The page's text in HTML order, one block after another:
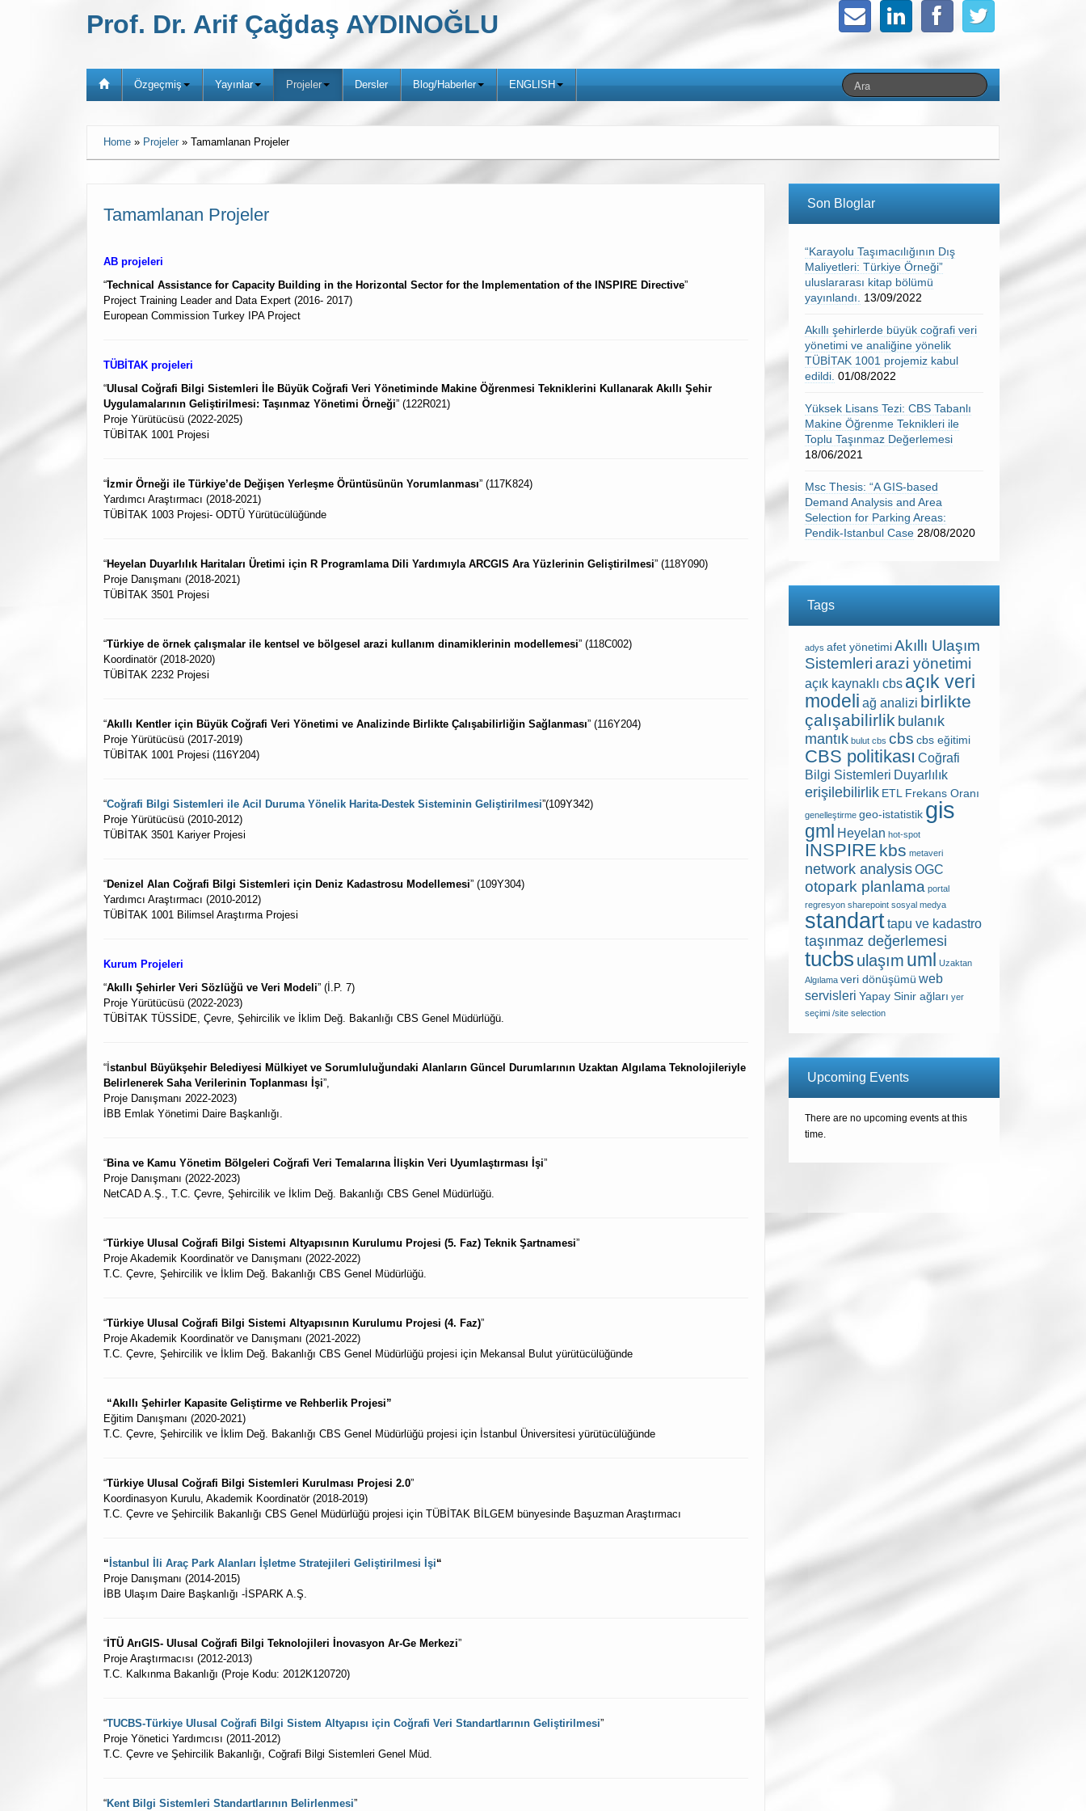
Prof. Dr. Arif Çağdaş AYDINOĞLU
Özgeçmiş Yayınlar Projeler Dersler Blog/Haberler ENGLISH
Home » Projeler » Tamamlanan Projeler
Tamamlanan Projeler
AB projeleri
“Technical Assistance for Capacity Building in the Horizontal Sector for the Implementation of the INSPIRE Directive”
Project Training Leader and Data Expert (2016- 2017)
European Commission Turkey IPA Project
TÜBİTAK projeleri
“Ulusal Coğrafi Bilgi Sistemleri İle Büyük Coğrafi Veri Yönetiminde Makine Öğrenmesi Tekniklerini Kullanarak Akıllı Şehir
Uygulamalarının Geliştirilmesi: Taşınmaz Yönetimi Örneği” (122R021)
Proje Yürütücüsü (2022-2025)
TÜBİTAK 1001 Projesi
“ İzmir Örneği ile Türkiye’de Değişen Yerleşme Örüntüsünün Yorumlanması” (117K824)
Yardımcı Araştırmacı (2018-2021)
TÜBİTAK 1003 Projesi- ODTÜ Yürütücülüğünde
“Heyelan Duyarlılık Haritaları Üretimi için R Programlama Dili Yardımıyla ARCGIS Ara Yüzlerinin Geliştirilmesi” (118Y090)
Proje Danışmanı (2018-2021)
TÜBİTAK 3501 Projesi
“Türkiye de örnek çalışmalar ile kentsel ve bölgesel arazi kullanım dinamiklerinin modellemesi” (118C002)
Koordinatör (2018-2020)
TÜBİTAK 2232 Projesi
“Akıllı Kentler için Büyük Coğrafi Veri Yönetimi ve Analizinde Birlikte Çalışabilirliğin Sağlanması” (116Y204)
Proje Yürütücüsü (2017-2019)
TÜBİTAK 1001 Projesi (116Y204)
“Coğrafi Bilgi Sistemleri ile Acil Duruma Yönelik Harita-Destek Sisteminin Geliştirilmesi”(109Y342)
Proje Yürütücüsü (2010-2012)
TÜBİTAK 3501 Kariyer Projesi
“Denizel Alan Coğrafi Bilgi Sistemleri için Deniz Kadastrosu Modellemesi” (109Y304)
Yardımcı Araştırmacı (2010-2012)
TÜBİTAK 1001 Bilimsel Araştırma Projesi
Kurum Projeleri
“Akıllı Şehirler Veri Sözlüğü ve Veri Modeli” (İ.P. 7)
Proje Yürütücüsü (2022-2023)
TÜBİTAK TÜSSİDE, Çevre, Şehircilik ve İklim Değ. Bakanlığı CBS Genel Müdürlüğü.
“İ stanbul Büyükşehir Belediyesi Mülkiyet ve Sorumluluğundaki Alanların Güncel Durumlarının Uzaktan Algılama Teknolojileriyle
Belirlenerek Saha Verilerinin Toplanması İşi”,
Proje Danışmanı 2022-2023)
İBB Emlak Yönetimi Daire Başkanlığı.
“Bina ve Kamu Yönetim Bölgeleri Coğrafi Veri Temalarına İlişkin Veri Uyumlaştırması İşi”
Proje Danışmanı (2022-2023)
NetCAD A.Ş., T.C. Çevre, Şehircilik ve İklim Değ. Bakanlığı CBS Genel Müdürlüğü.
“Türkiye Ulusal Coğrafi Bilgi Sistemi Altyapısının Kurulumu Projesi (5. Faz) Teknik Şartnamesi”
Proje Akademik Koordinatör ve Danışmanı (2022-2022)
T.C. Çevre, Şehircilik ve İklim Değ. Bakanlığı CBS Genel Müdürlüğü.
“Türkiye Ulusal Coğrafi Bilgi Sistemi Altyapısının Kurulumu Projesi (4. Faz)”
Proje Akademik Koordinatör ve Danışmanı (2021-2022)
T.C. Çevre, Şehircilik ve İklim Değ. Bakanlığı CBS Genel Müdürlüğü projesi için Mekansal Bulut yürütücülüğünde
“Akıllı Şehirler Kapasite Geliştirme ve Rehberlik Projesi”
Eğitim Danışmanı (2020-2021)
T.C. Çevre, Şehircilik ve İklim Değ. Bakanlığı CBS Genel Müdürlüğü projesi için İstanbul Üniversitesi yürütücülüğünde
“Türkiye Ulusal Coğrafi Bilgi Sistemleri Kurulması Projesi 2.0”
Koordinasyon Kurulu, Akademik Koordinatör (2018-2019)
T.C. Çevre ve Şehircilik Bakanlığı CBS Genel Müdürlüğü projesi için TÜBİTAK BİLGEM bünyesinde Başuzman Araştırmacı
“ İstanbul İli Araç Park Alanları İşletme Stratejileri Geliştirilmesi İşi“
Proje Danışmanı (2014-2015)
İBB Ulaşım Daire Başkanlığı -İSPARK A.Ş.
“ İTÜ ArıGIS- Ulusal Coğrafi Bilgi Teknolojileri İnovasyon Ar-Ge Merkezi”
Proje Araştırmacısı (2012-2013)
T.C. Kalkınma Bakanlığı (Proje Kodu: 2012K120720)
“TUCBS-Türkiye Ulusal Coğrafi Bilgi Sistem Altyapısı için Coğrafi Veri Standartlarının Geliştirilmesi”
Proje Yönetici Yardımcısı (2011-2012)
T.C. Çevre ve Şehircilik Bakanlığı, Coğrafi Bilgi Sistemleri Genel Müd.
“Kent Bilgi Sistemleri Standartlarının Belirlenmesi”
Son Bloglar
“Karayolu Taşımacılığının Dış
Maliyetleri: Türkiye Örneği”
uluslararası kitap bölümü
yayınlandı.
13/09/2022
Akıllı şehirlerde büyük coğrafi veri
yönetimi ve analiğine yönelik
TÜBİTAK 1001 projemiz kabul
edildi. 01/08/2022
Yüksek Lisans Tezi: CBS Tabanlı
Makine Öğrenme Teknikleri ile
Toplu Taşınmaz Değerlemesi
18/06/2021
Msc Thesis: “A GIS-based
Demand Analysis and Area
Selection for Parking Areas:
Pendik-Istanbul Case 28/08/2020
Tags
adys afet yönetimi Akıllı Ulaşım
Sistemleri arazi yönetimi
açık kaynaklı cbs açık veri
modeli ağ analizi birlikte
çalışabilirlik bulanık
mantık bulut cbs cbs cbs eğitimi
CBS politikası Coğrafi
Bilgi Sistemleri Duyarlılık
erişilebilirlik ETL Frekans Oranı
genelleştirme geo-istatistik gis
gml Heyelan hot-spot
INSPIRE kbs metaveri
network analysisOGC
otopark planlama portal
regresyon sharepoint sosyal medya
standarttapu ve kadastro
taşınmaz değerlemesi
tucbs ulaşım uml Uzaktan
Algılama veri dönüşümü web
servisleri Yapay Sinir ağları yer
seçimi /site selection
Upcoming Events
There are no upcoming events at this
time.